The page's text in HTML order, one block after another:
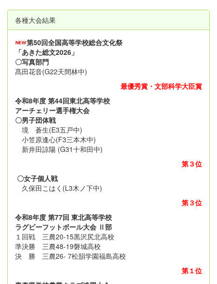
各種大会結果
第50回全国高等学校総合文化祭
「あきた総文2026」
〇写真部門
髙田花音(G22天間林中)
最優秀賞・文部科学大臣賞
令和8年度 第44回東北高等学校
アーチェリー選手権大会
〇男子団体戦
境 蒼生(E3五戸中)
小笠原逢心(F3三本木中)
新井田諒陽 (G31十和田中)
第３位
〇女子個人戦
久保田こはく(L3木ノ下中)
第３位
令和8年度 第77回 東北高等学校
ラグビーフットボール大会 Ⅱ部
１回戦 三農20-15黒沢尻北高校
準決勝 三農48-19磐城高校
決 勝 三農26- 7松韻学園福島高校
第１位